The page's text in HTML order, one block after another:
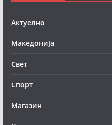
Актуелно
Македонија
Свет
Спорт
Магазин